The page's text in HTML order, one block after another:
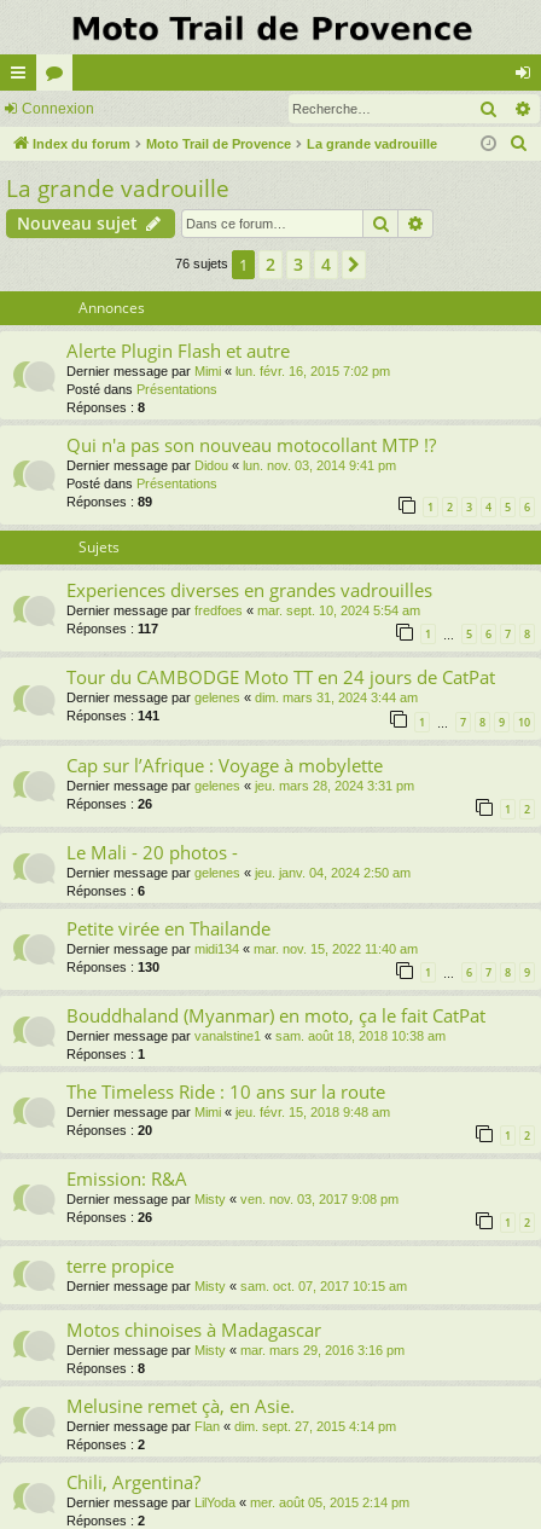
cc
ès
ra
pi
or
u
m
s
on
ne
Connexion
Index du forum Moto Trail de Provence La grande vadrouille
h
La grande vadrouille
Nouveau sujet Rechercher
76 sujets 1 2 3 4
Annonces
Alerte Plugin Flash et autre
Dernier message par Mimi « lun. févr. 16, 2015 7:02 pm
Posté dans Présentations
Réponses : 8
Qui n'a pas son nouveau motocollant MTP !?
Dernier message par Didou « lun. nov. 03, 2014 9:41 pm
Posté dans Présentations
Réponses : 89 1 2 3 4 5 6
Sujets
Experiences diverses en grandes vadrouilles
Dernier message par fredfoes « mar. sept. 10, 2024 5:54 am
Réponses : 117 1 … 5 6 7 8
Tour du CAMBODGE Moto TT en 24 jours de CatPat
Dernier message par gelenes « dim. mars 31, 2024 3:44 am
Réponses : 141 1 7 8 9 10
Cap sur l’Afrique : Voyage à mobylette
Dernier message par gelenes « jeu. mars 28, 2024 3:31 pm
Réponses : 26 1 2
Le Mali - 20 photos -
Dernier message par gelenes « jeu. janv. 04, 2024 2:50 am
Réponses : 6
Petite virée en Thailande
Dernier message par midi134 « mar. nov. 15, 2022 11:40 am
Réponses : 130 1 6 7 8 9
Bouddhaland (Myanmar) en moto, ça le fait CatPat
Dernier message par vanalstine1 « sam. août 18, 2018 10:38 am
Réponses : 1
The Timeless Ride : 10 ans sur la route
Dernier message par Mimi « jeu. févr. 15, 2018 9:48 am
Réponses : 20 1 2
Emission: R&A
Dernier message par Misty « ven. nov. 03, 2017 9:08 pm
Réponses : 26 1 2
terre propice
Dernier message par Misty « sam. oct. 07, 2017 10:15 am
Motos chinoises à Madagascar
Dernier message par Misty « mar. mars 29, 2016 3:16 pm
Réponses : 8
Melusine remet çà, en Asie.
Dernier message par Flan « dim. sept. 27, 2015 4:14 pm
Réponses : 2
Chili, Argentina?
Dernier message par LilYoda « mer. août 05, 2015 2:14 pm
Réponses : 2